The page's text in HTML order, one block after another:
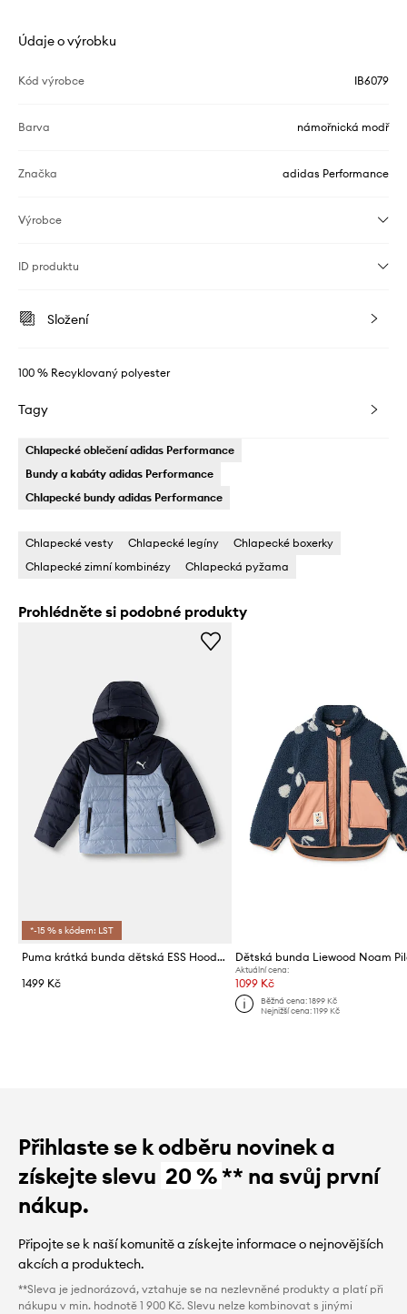
Údaje o výrobku
Kód výrobce IB6079
Barva námořnická modř
Značka adidas Performance
Výrobce
ID produktu
Složení
100 % Recyklovaný polyester
Tagy
Chlapecké oblečení adidas Performance
Bundy a kabáty adidas Performance
Chlapecké bundy adidas Performance
Chlapecké vesty Chlapecké legíny
Chlapecké boxerky
Chlapecké zimní kombinézy
Chlapecká pyžama
Prohlédněte si podobné produkty
*-15 % s kódem: LST
Puma krátká bunda dětská ESS Hooded Padded Jacket
1499 Kč
Aktuální cena:
1099 Kč
Běžná cena: 1899 Kč
Nejnižší cena: 1199 Kč
Přihlaste se k odběru novinek a
získejte slevu 20 %** na svůj první
nákup.
Připojte se k naší komunitě a získejte informace o nejnovějších
akcích a produktech.
**Sleva je jednorázová, vztahuje se na nezlevněné produkty a platí při
nákupu v min. hodnotě 1 900 Kč. Slevu nelze kombinovat s jinými